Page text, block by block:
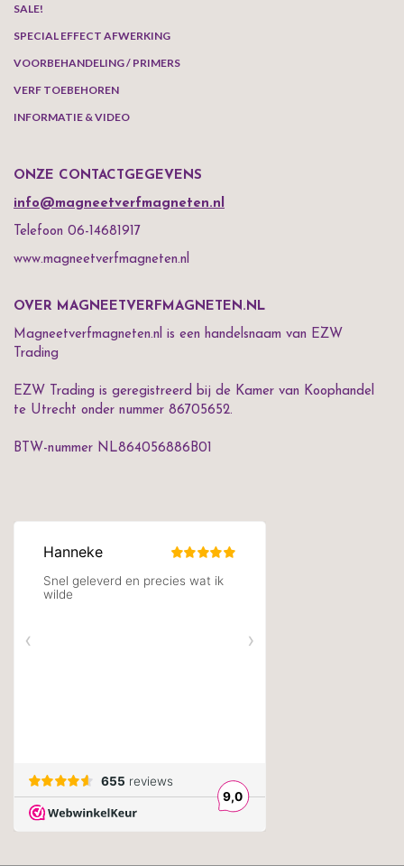
SALE!
SPECIAL EFFECT AFWERKING
VOORBEHANDELING / PRIMERS
VERF TOEBEHOREN
INFORMATIE & VIDEO
ONZE CONTACTGEGEVENS
info@magneetverfmagneten.nl
Telefoon 06-14681917
www.magneetverfmagneten.nl
OVER MAGNEETVERFMAGNETEN.NL
Magneetverfmagneten.nl is een handelsnaam van EZW
Trading
EZW Trading is geregistreerd bij de Kamer van Koophandel
te Utrecht onder nummer 86705652.
BTW-nummer NL864056886B01